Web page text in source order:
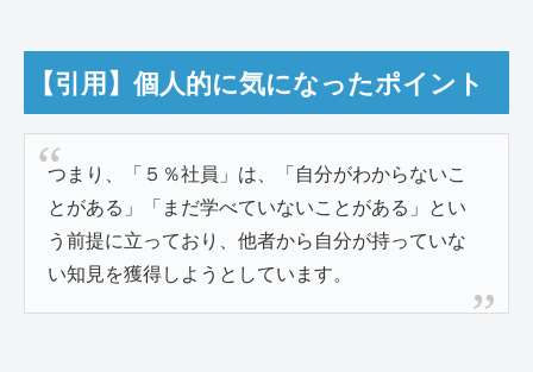
【引用】個人的に気になったポイント
つまり、「５％社員」は、「自分がわからないこ
とがある」「まだ学べていないことがある」とい
う前提に立っており、他者から自分が持っていな
い知見を獲得しようとしています。